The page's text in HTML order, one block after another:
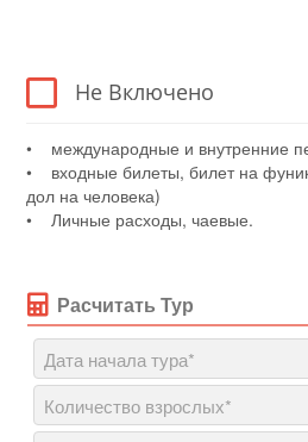
Не Включено
• международные и внутренние
• входные билеты, билет на
дол на человека)
• Личные расходы, чаевые.
Расчитать Тур